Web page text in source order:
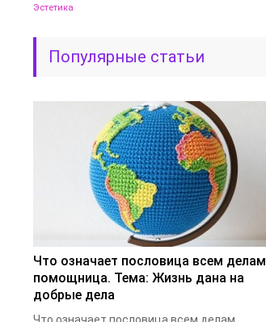
Эстетика
Популярные статьи
Что означает пословица всем делам
помощница. Тема: Жизнь дана на
добрые дела